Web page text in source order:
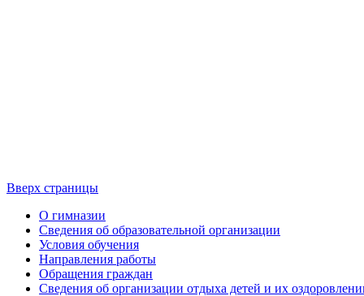
Вверх страницы
О гимназии
Сведения об образовательной организации
Условия обучения
Направления работы
Обращения граждан
Сведения об организации отдыха детей и их